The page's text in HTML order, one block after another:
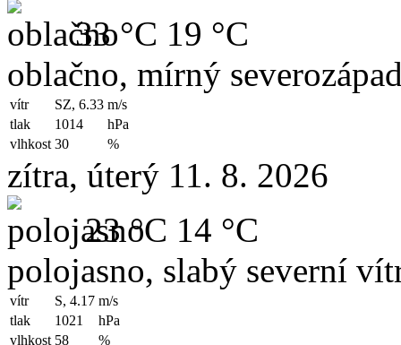
33 °C 19 °C
oblačno, mírný
vítr SZ, 6.33 m/s
tlak
1014
hPa
vlhkost 30 %
zítra, úterý 11. 8. 2026
23 °C 14 °C
polojasno, slabý severní
vítr S, 4.17 m/s
tlak
1021
hPa
vlhkost 58 %